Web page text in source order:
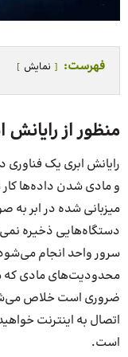
فهرست: نمایش
منظور از
رایانش ابری یک فناوری
و مادی شدن داده‌ها
میزبانی شده در ابر به
دستگاه‌هایی ذخیره
سرور واحد انجام
محدودیت‌های مادی که
ضروری است خلاص
اتصال به اینترنت
است.